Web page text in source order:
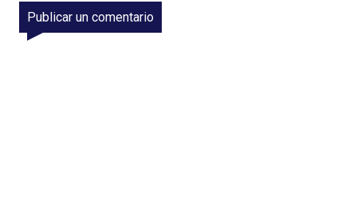
Publicar un comentario